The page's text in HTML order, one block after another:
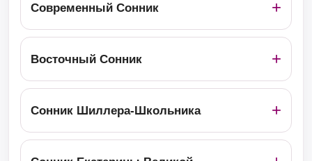
Современный Сонник
Восточный Сонник
Сонник Шиллера-Школьника